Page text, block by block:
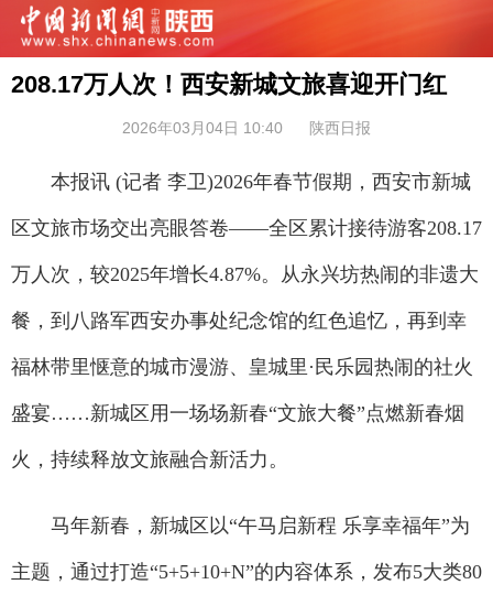
208.17万人次！西安新城文旅喜迎开门红
2026年03月04日 10:40 陕西日报
本报讯 (记者 李卫)2026年春节假期，西安市新城
区文旅市场交出亮眼答卷——全区累计接待游客208.17
万人次，较2025年增长4.87%。从永兴坊热闹的非遗大
餐，到八路军西安办事处纪念馆的红色追忆，再到幸
福林带里惬意的城市漫游、皇城里·民乐园热闹的社火
盛宴……新城区用一场场新春“文旅大餐”点燃新春烟
火，持续释放文旅融合新活力。
马年新春，新城区以“午马启新程 乐享幸福年”为
主题，通过打造“5+5+10+N”的内容体系，发布5大类80